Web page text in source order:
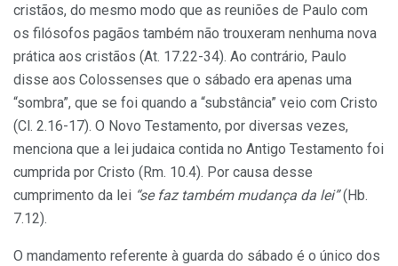
cristãos, do mesmo modo que as reuniões de Paulo com
os filósofos pagãos também não trouxeram nenhuma nova
prática aos cristãos (At. 17.22-34). Ao contrário, Paulo
disse aos Colossenses que o sábado era apenas uma
“sombra”, que se foi quando a “substância” veio com Cristo
(Cl. 2.16-17). O Novo Testamento, por diversas vezes,
menciona que a lei judaica contida no Antigo Testamento foi
cumprida por Cristo (Rm. 10.4). Por causa desse
cumprimento da lei “se faz também mudança da lei”(Hb.
7.12).
O mandamento referente à guarda do sábado é o único dos